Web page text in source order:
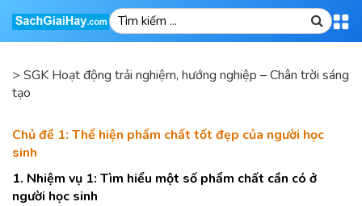
> SGK Hoạt động trải nghiệm, hướng nghiệp – Chân trời sáng
tạo
Chủ đề 1: Thể hiện phẩm chất tốt đẹp của người học
sinh
1. Nhiệm vụ 1: Tìm hiểu một số phẩm chất cần có ở
người học sinh